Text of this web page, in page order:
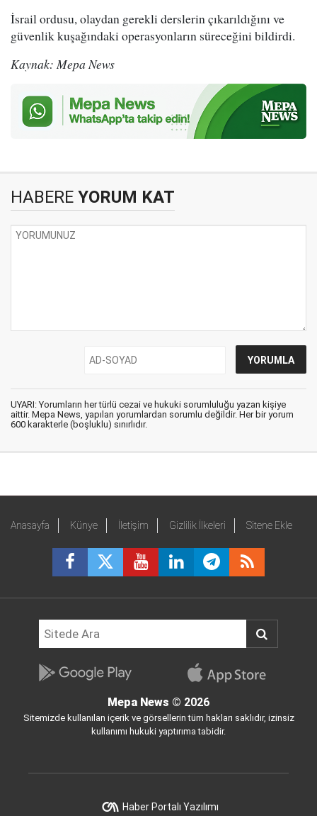
İsrail ordusu, olaydan gerekli derslerin çıkarıldığını ve
güvenlik kuşağındaki operasyonların süreceğini bildirdi.
Kaynak: Mepa News
HABERE YORUM KAT
UYARI: Yorumların her türlü cezai ve hukuki sorumluluğu yazan kişiye
aittir. Mepa News, yapılan yorumlardan sorumlu değildir. Her bir yorum
600 karakterle (boşluklu) sınırlıdır.
Anasayfa Künye İletişim Gizlilik İlkeleri Sitene Ekle
Mepa News © 2026
Sitemizde kullanılan içerik ve görsellerin tüm hakları saklıdır, izinsiz
kullanımı hukuki yaptırıma tabidir.
Haber Portalı Yazılımı